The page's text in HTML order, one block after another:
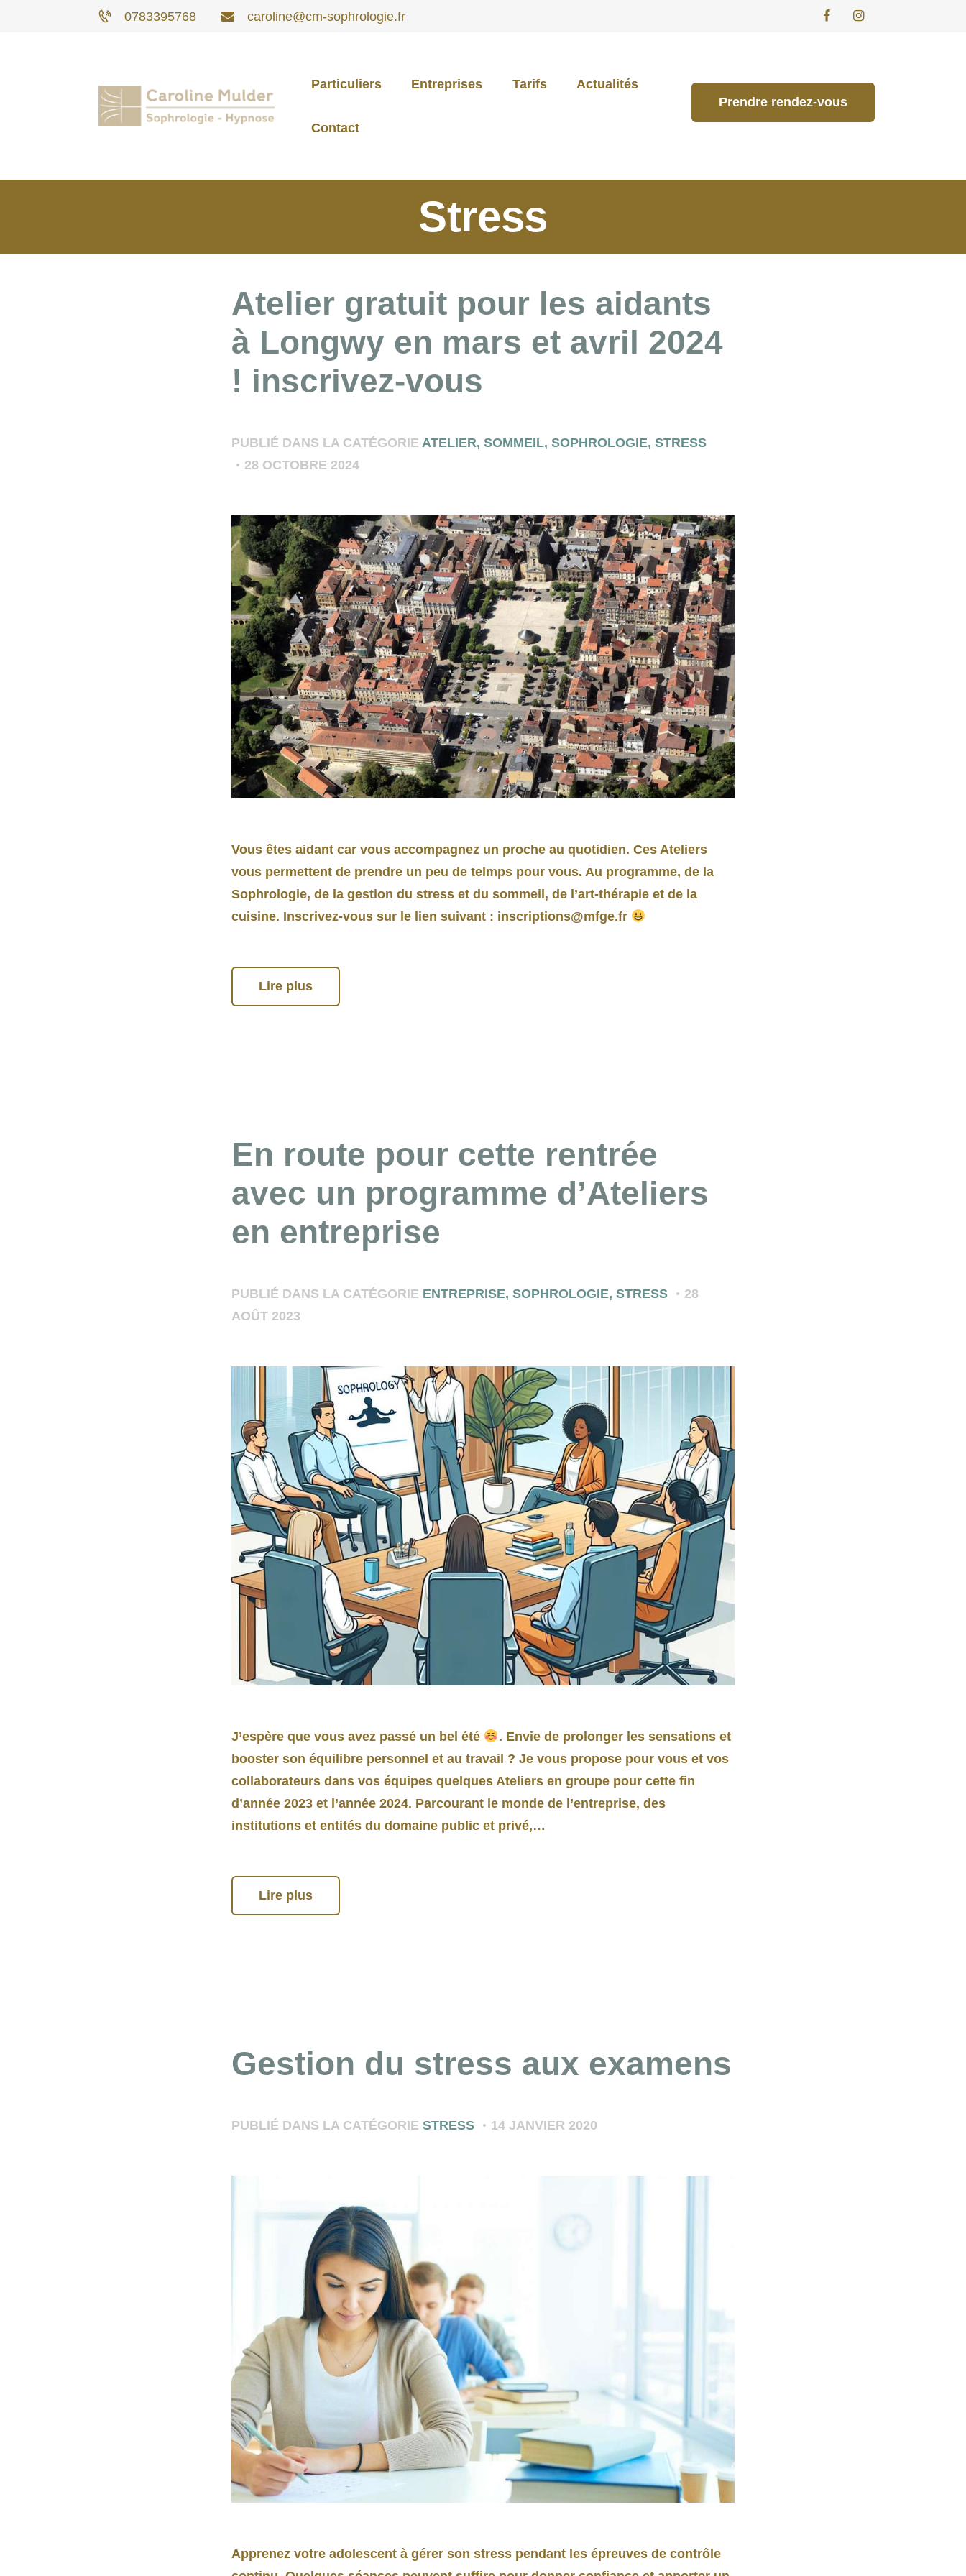
0783395768 caroline@cm-sophrologie.fr
Particuliers Entreprises Tarifs Actualités
Contact
Prendre rendez-vous
Stress
PARTICULIERS
ENTREPRISES
TARIFS
CONTACT
Atelier gratuit pour les aidants
à Longwy en mars et avril 2024
! inscrivez-vous
PUBLIÉ DANS LA CATÉGORIE ATELIER, SOMMEIL, SOPHROLOGIE, STRESS
28 OCTOBRE 2024
Vous êtes aidant car vous accompagnez un proche au quotidien. Ces Ateliers
vous permettent de prendre un peu de telmps pour vous. Au programme, de la
Sophrologie, de la gestion du stress et du sommeil, de l’art-thérapie et de la
cuisine. Inscrivez-vous sur le lien suivant : inscriptions@mfge.fr
Lire plus
En route pour cette rentrée
avec un programme d’Ateliers
en entreprise
PUBLIÉ DANS LA CATÉGORIE ENTREPRISE, SOPHROLOGIE, STRESS
28
AOÛT 2023
J’espère que vous avez passé un bel été
. Envie de prolonger les sensations et
booster son équilibre personnel et au travail ? Je vous propose pour vous et vos
collaborateurs dans vos équipes quelques Ateliers en groupe pour cette fin
d’année 2023 et l’année 2024. Parcourant le monde de l’entreprise, des
institutions et entités du domaine public et privé,…
Lire plus
Gestion du stress aux examens
PUBLIÉ DANS LA CATÉGORIE STRESS 14 JANVIER 2020
Apprenez votre adolescent à gérer son stress pendant les épreuves de contrôle